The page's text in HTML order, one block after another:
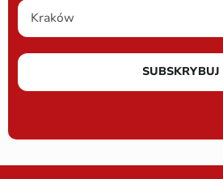
SUBSKRYBUJ